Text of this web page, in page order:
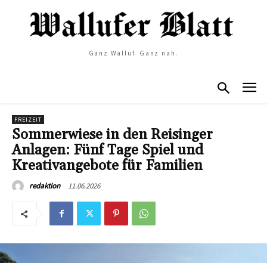
Ganz Walluf. Ganz nah.
FREIZEIT
Sommerwiese in den Reisinger
Anlagen: Fünf Tage Spiel und
Kreativangebote für Familien
redaktion 11.06.2026